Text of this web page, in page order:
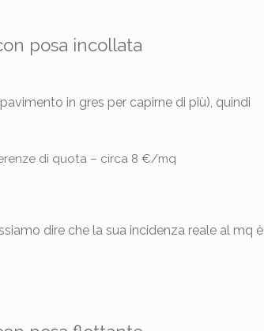
posa incollata
in gres per capirne di più), quindi
di quota – circa 8 €/mq
dire che la sua incidenza reale al mq è